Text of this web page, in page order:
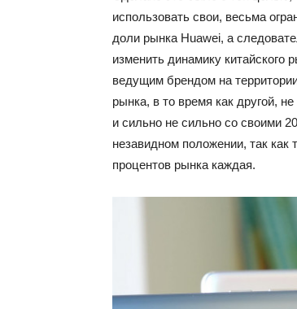
использовать свои, весьма
доли рынка Huawei, а
изменить динамику китайского
ведущим брендом на
рынка, в то время как другой,
и сильно не сильно со своими
незавидном положении, так как
процентов рынка каждая.